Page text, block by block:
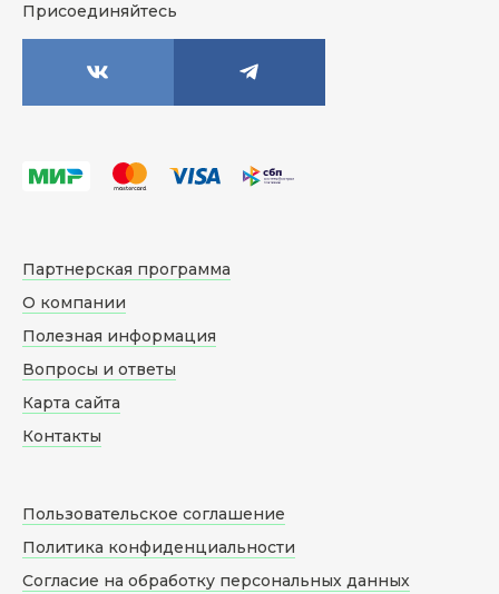
Присоединяйтесь
Партнерская программа
О компании
Полезная информация
Вопросы и ответы
Карта сайта
Контакты
Пользовательское соглашение
Политика конфиденциальности
Согласие на обработку персональных данных